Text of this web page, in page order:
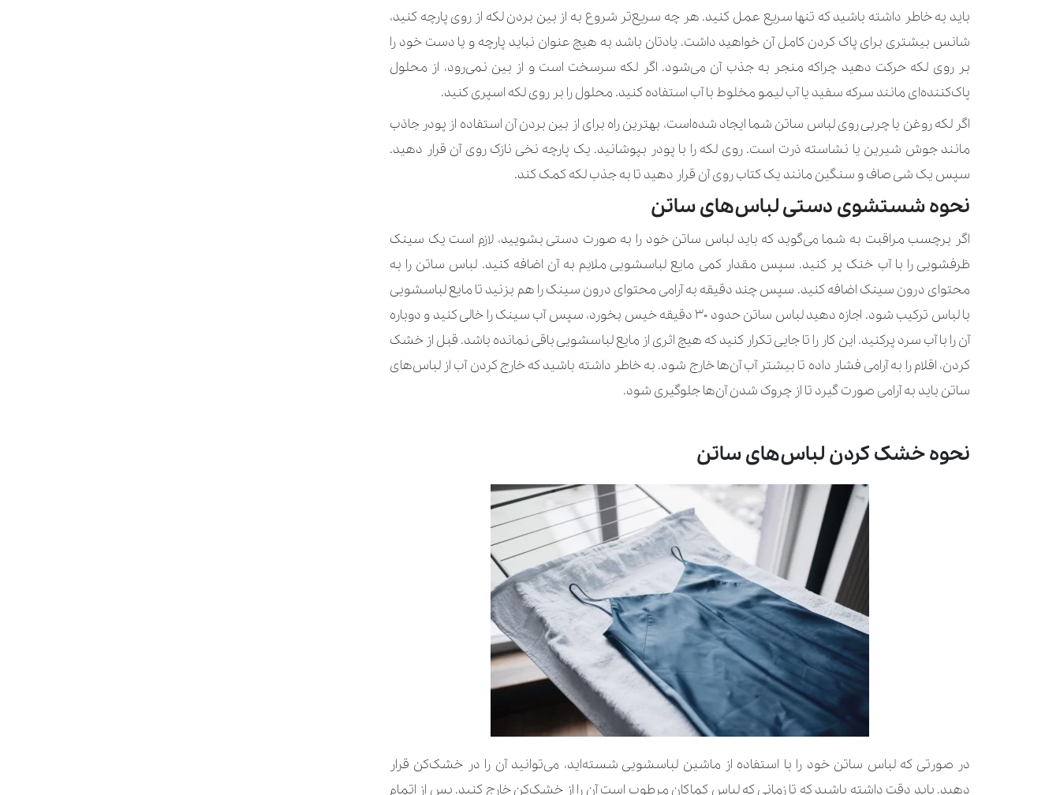
باید به خاطر داشته باشید که تنها سریع عمل کنید. هر چه سریع‌تر شروع به از بین بردن لکه از روی پارچه کنید،
شانس بیشتری برای پاک کردن کامل آن خواهید داشت. یادتان باشد به هیچ عنوان نباید پارچه و یا دست خود را
بر روی لکه حرکت دهید چراکه منجر به جذب آن می‌شود. اگر لکه سرسخت است و از بین نمی‌رود، از محلول
پاک‌کننده‌ای مانند سرکه سفید یا آب لیمو مخلوط با آب استفاده کنید. محلول را بر روی لکه اسپری کنید.
اگر لکه روغن یا چربی روی لباس ساتن شما ایجاد شده‌است، بهترین راه برای از بین بردن آن استفاده از پودر جاذب
مانند جوش شیرین یا نشاسته ذرت است. روی لکه را با پودر بپوشانید. یک پارچه نخی نازک روی آن قرار دهید.
سپس یک شی صاف و سنگین مانند یک کتاب روی آن قرار دهید تا به جذب لکه کمک کند.
نحوه شستشوی دستی لباس‌های ساتن
اگر برچسب مراقبت به شما می‌گوید که باید لباس ساتن خود را به صورت دستی بشویید، لازم است یک سینک
ظرفشویی را با آب خنک پر کنید. سپس مقدار کمی مایع لباسشویی ملایم به آن اضافه کنید. لباس ساتن را به
محتوای درون سینک اضافه کنید. سپس چند دقیقه به آرامی محتوای درون سینک را هم بزنید تا مایع لباسشویی
با لباس ترکیب شود. اجازه دهید لباس ساتن حدود 30 دقیقه خیس بخورد، سپس آب سینک را خالی کنید و دوباره
آن را با آب سرد پرکنید. این کار را تا جایی تکرار کنید که هیچ اثری از مایع لباسشویی باقی نمانده باشد. قبل از خشک
کردن، اقلام را به آرامی فشار داده تا بیشتر آب آن‌ها خارج شود. به خاطر داشته باشید که خارج کردن آب از لباس‌های
ساتن باید به آرامی صورت گیرد تا از چروک شدن آن‌ها جلوگیری شود.
نحوه خشک کردن لباس‌های ساتن
در صورتی که لباس ساتن خود را با استفاده از ماشین‌ لباسشویی شسته‌اید، می‌توانید آن را در خشک‌کن قرار
دهید. باید دقت داشته باشید که تا زمانی که لباس کماکان مرطوب است آن را از خشک‌کن خارج کنید. پس از اتمام